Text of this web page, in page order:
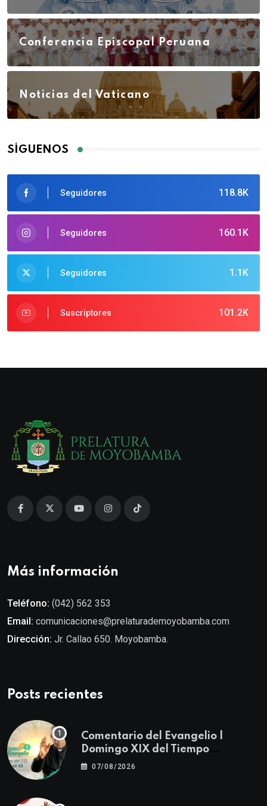
Conferencia Episcopal Peruana
Noticias del Vaticano
SÍGUENOS
118.8K
Seguidores
160.1K
Seguidores
1.1K
Seguidores
101.2K
Suscriptores
Más información
Teléfono: (042) 562 353
Email: comunicaciones@prelaturademoyobamba.com
Dirección: Jr. Callao 650. Moyobamba.
Posts recientes
Comentario del Evangelio |
Domingo XIX del Tiempo
Ordinario | Mateo 14, 22-23
07/08/2026